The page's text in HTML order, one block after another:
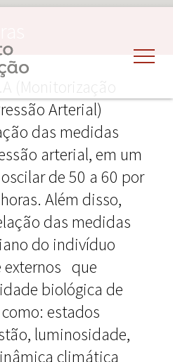
(Monitorização
Arterial)
das medidas
arterial, em um
de 50 a 60 por
Além disso,
das medidas
do indivíduo
externos que
biológica de
estados
luminosidade,
climática